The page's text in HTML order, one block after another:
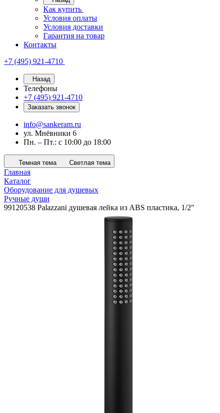
Как купить
Условия оплаты
Условия доставки
Гарантия на товар
Контакты
+7 (495) 921-4710
Назад
Телефоны
+7 (495) 921-4710
Заказать звонок
info@sankeram.ru
ул. Мнёвники 6
Пн. – Пт.: с 10:00 до 18:00
Темная тема Светлая тема
Главная
Каталог
Оборудование для душевых
Ручные души
99120538 Palazzani душевая лейка из ABS пластика, 1/2"